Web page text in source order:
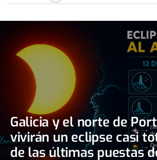
Galicia y el norte de
vivirán un eclipse casi
de las últimas puestas